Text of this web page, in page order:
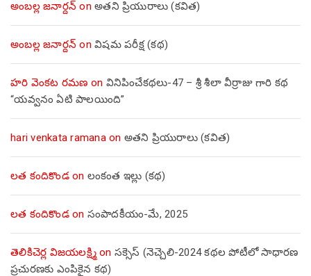
అంబల్ల జనార్దన్ on అతని ప్రియురాలు (కవిత)
అంబల్ల జనార్దన్ on విషమ పరీక్ష (క‌థ‌)
హరి వెంకట రమణ on వినిపించేకథలు-47 – శ్రీ శీలా వీర్రాజు గారి కథ
“యవ్వనం ఏటి పాలయింది”
hari venkata ramanaon అతని ప్రియురాలు (కవిత)
లత కందికొండon లంకంత ఇల్లు (కథ)
లత కందికొండon సంపాదకీయం-మే, 2025
తెలికిచెర్ల విజయలక్ష్మిon సక్సెస్ (నెచ్చెలి-2024 కథల పోటీలో సాధారణ
ప్రచురణకు ఎంపికైన కథ)